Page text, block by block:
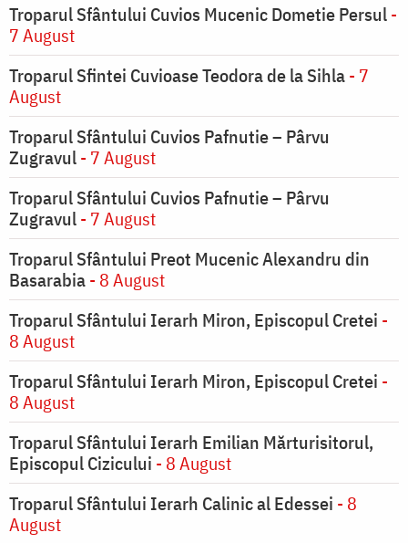
Troparul Sfântului Cuvios Mucenic Dometie Persul-
7 August
Troparul Sfintei Cuvioase Teodora de la Sihla- 7
August
Troparul Sfântului Cuvios Pafnutie – Pârvu
Zugravul- 7 August
Troparul Sfântului Cuvios Pafnutie – Pârvu
Zugravul- 7 August
Troparul Sfântului Preot Mucenic Alexandru din
Basarabia- 8 August
Troparul Sfântului Ierarh Miron, Episcopul Cretei -
8 August
Troparul Sfântului Ierarh Miron, Episcopul Cretei -
8 August
Troparul Sfântului Ierarh Emilian Mărturisitorul,
Episcopul Cizicului - 8 August
Troparul Sfântului Ierarh Calinic al Edessei - 8
August